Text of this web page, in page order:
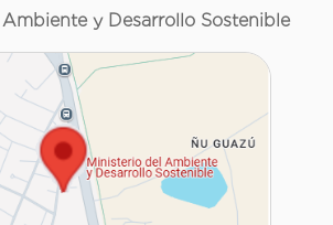
y Desarrollo Sostenible